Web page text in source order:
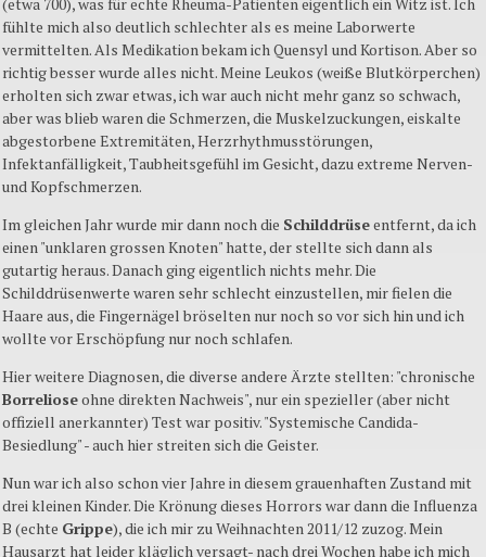
fühlte mich also deutlich schlechter als es meine Laborwerte
vermittelten. Als Medikation bekam ich Quensyl und Kortison. Aber so
richtig besser wurde alles nicht. Meine Leukos (weiße Blutkörperchen)
erholten sich zwar etwas, ich war auch nicht mehr ganz so schwach,
aber was blieb waren die Schmerzen, die Muskelzuckungen, eiskalte
abgestorbene Extremitäten, Herzrhythmusstörungen,
Infektanfälligkeit, Taubheitsgefühl im Gesicht, dazu extreme Nerven-
und Kopfschmerzen.
Im gleichen Jahr wurde mir dann noch die Schilddrüseentfernt, da ich
einen "unklaren grossen Knoten" hatte, der stellte sich dann als
gutartig heraus. Danach ging eigentlich nichts mehr. Die
Schilddrüsenwerte waren sehr schlecht einzustellen, mir fielen die
Haare aus, die Fingernägel bröselten nur noch so vor sich hin und ich
wollte vor Erschöpfung nur noch schlafen.
Hier weitere Diagnosen, die diverse andere Ärzte stellten: "chronische
Borrelioseohne direkten Nachweis", nur ein spezieller (aber nicht
offiziell anerkannter) Test war positiv. "Systemische Candida-
Besiedlung" - auch hier streiten sich die Geister.
Nun war ich also schon vier Jahre in diesem grauenhaften Zustand mit
drei kleinen Kinder. Die Krönung dieses Horrors war dann die Influenza
B (echte Grippe), die ich mir zu Weihnachten 2011/12 zuzog. Mein
Hausarzt hat leider kläglich versagt- nach drei Wochen habe ich mich